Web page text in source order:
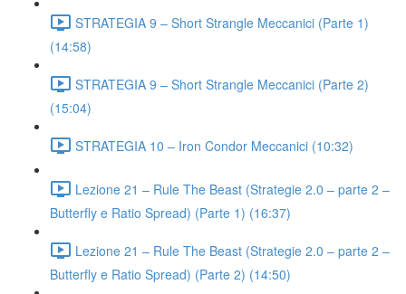
STRATEGIA 9 – Short Strangle Meccanici (Parte 1)
(14:58)
STRATEGIA 9 – Short Strangle Meccanici (Parte 2)
(15:04)
STRATEGIA 10 – Iron Condor Meccanici (10:32)
Lezione 21 – Rule The Beast (Strategie 2.0 – parte 2 –
Butterfly e Ratio Spread) (Parte 1) (16:37)
Lezione 21 – Rule The Beast (Strategie 2.0 – parte 2 –
Butterfly e Ratio Spread) (Parte 2) (14:50)